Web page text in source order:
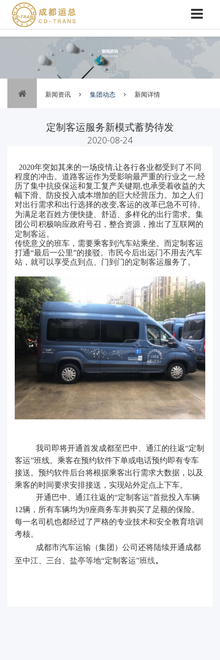
新闻资讯 集团动态 新闻详情
定制客运服务新模式蓄势待发
2020-08-24
2020年突如其来的一场疫情,让各行各业都受到了不同
程度的冲击。道路客运作为受影响最严重的行业之一,经
历了集中抗疫保运和复工复产关键期,也承受着收益的大
幅下滑、防疫投入成本增加的巨大经营压力。加之人们
对出行需求和出行选择的改变,客运的改革已急不可待。
为满足老百姓方便快捷、舒适、多样化的出行需求。集
团公司积极响应政府号召，整合资源，推出了互联网的
定制客运。
传统意义的班车，需要乘客到汽车站乘坐。而定制客运
打通“最后一公里”的接驳。市民今后出远门不用去汽车
站，就可以享受点到点、门到门的定制客运服务了。
我司即将开通首发成都至巴中、通江的往返“定制
客运”班线。乘客在预约软件下单或电话预约即有专车
接送。预约软件后台将根据乘客出行需求大数据，以及
乘客的时间要求安排接送，实现站外定点上下车。
开通巴中、通江往返的“定制客运”首批投入车辆
12辆，所有车辆均为9座商务车并购买了足额的保险。
每一名司机也都经过了严格的专业技术和安全教育培训
考核。
成都市汽车运输（集团）公司还将陆续开通成都
至中江、三台、盐亭等地“定制客运”班线。